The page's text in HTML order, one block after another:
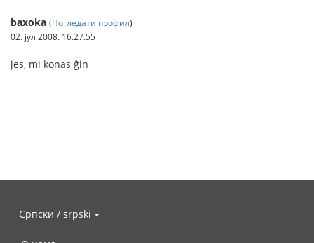
baxoka (Погледати профил)
02. јул 2008. 16.27.55
jes, mi konas ĝin
Српски / srpski